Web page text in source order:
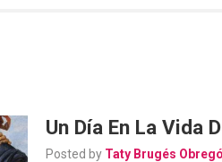
Un Día En La Vida
Posted by Taty Brugés